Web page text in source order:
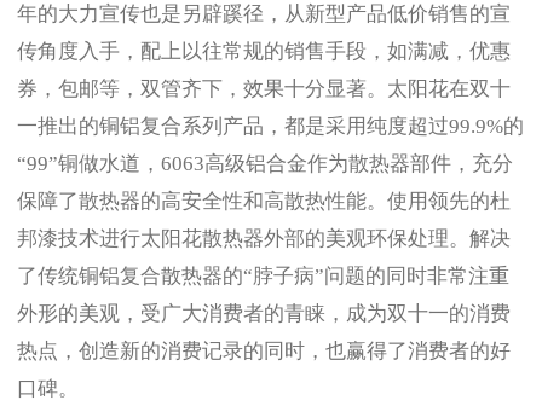
年的大力宣传也是另辟蹊径，从新型产品低价销售的宣
传角度入手，配上以往常规的销售手段，如满减，优惠
券，包邮等，双管齐下，效果十分显著。太阳花在双十
一推出的铜铝复合系列产品，都是采用纯度超过99.9%的
“99”铜做水道，6063高级铝合金作为散热器部件，充分
保障了散热器的高安全性和高散热性能。使用领先的杜
邦漆技术进行太阳花散热器外部的美观环保处理。解决
了传统铜铝复合散热器的“脖子病”问题的同时非常注重
外形的美观，受广大消费者的青睐，成为双十一的消费
热点，创造新的消费记录的同时，也赢得了消费者的好
口碑。